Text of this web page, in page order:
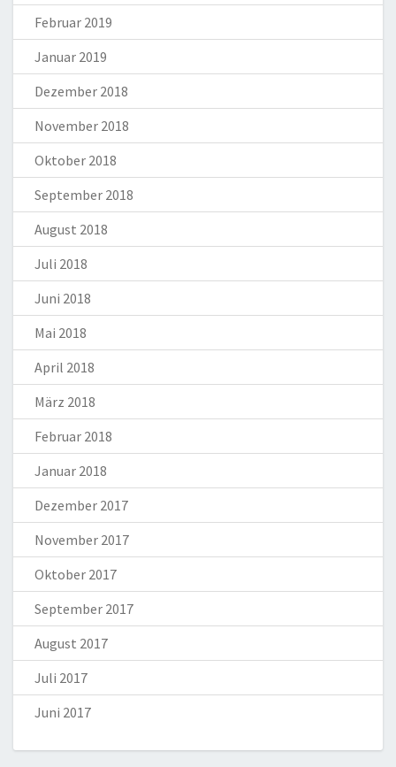
Februar 2019
Januar 2019
Dezember 2018
November 2018
Oktober 2018
September 2018
August 2018
Juli 2018
Juni 2018
Mai 2018
April 2018
März 2018
Februar 2018
Januar 2018
Dezember 2017
November 2017
Oktober 2017
September 2017
August 2017
Juli 2017
Juni 2017